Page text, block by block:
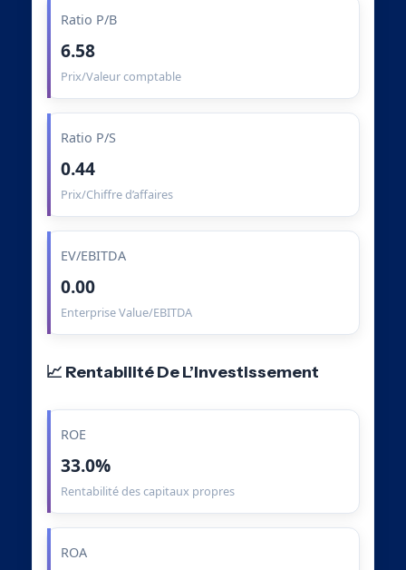
Ratio P/B
6.58
Prix/Valeur comptable
Ratio P/S
0.44
Prix/Chiffre d’affaires
EV/EBITDA
0.00
Enterprise Value/EBITDA
📈 Rentabilité De L’Investissement
ROE
33.0%
Rentabilité des capitaux propres
ROA